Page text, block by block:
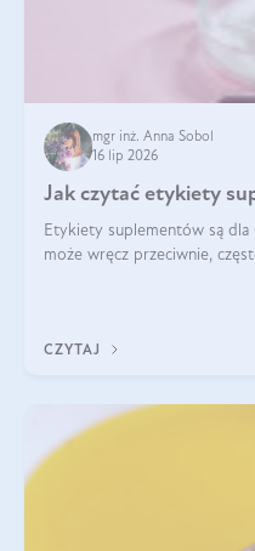
mgr inż. Anna Sobol
16 lip 2026
Jak czytać etykiety
Etykiety suplementów są dla
może wręcz przeciwnie,
CZYTAJ